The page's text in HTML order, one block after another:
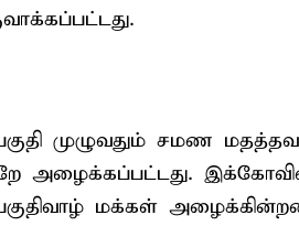
முழுவதும் சமண
அழைக்கப்பட்டது.
மக்கள்